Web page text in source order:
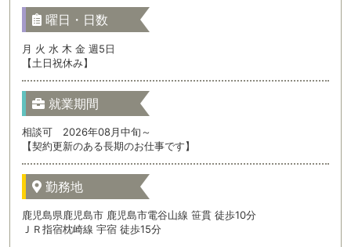
曜日・日数
月 火 水 木 金 週5日
【土日祝休み】
就業期間
相談可 2026年08月中旬～
【契約更新のある長期のお仕事です】
勤務地
鹿児島県鹿児島市 鹿児島市電谷山線 笹貫 徒歩10分
ＪＲ指宿枕崎線 宇宿 徒歩15分